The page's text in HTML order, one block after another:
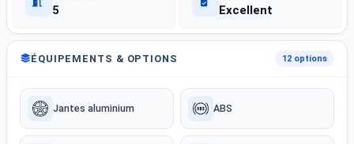
5 Excellent
ÉQUIPEMENTS & OPTIONS 12 options
Jantes aluminium ABS